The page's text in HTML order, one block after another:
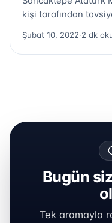
kişi tarafından
Şubat 10, 2022·2 dk
Bugün
Tek aramayla